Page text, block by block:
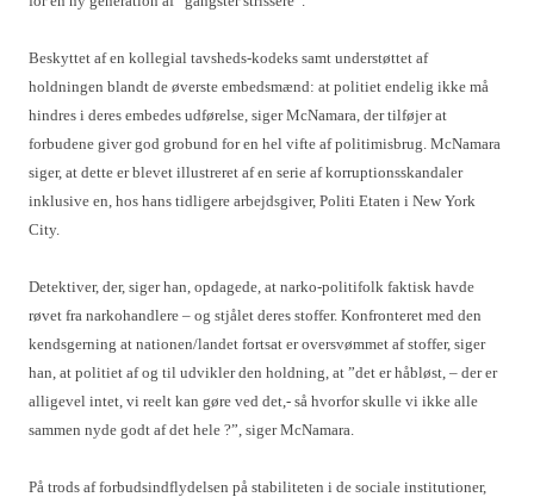
Beskyttet af en kollegial tavsheds-kodeks samt understøttet af
holdningen blandt de øverste embedsmænd: at politiet endelig ikke må
hindres i deres embedes udførelse, siger McNamara, der tilføjer at
forbudene giver god grobund for en hel vifte af politimisbrug. McNamara
siger, at dette er blevet illustreret af en serie af korruptionsskandaler
inklusive en, hos hans tidligere arbejdsgiver, Politi Etaten i New York
City.
Detektiver, der, siger han, opdagede, at narko-politifolk faktisk havde
røvet fra narkohandlere – og stjålet deres stoffer. Konfronteret med den
kendsgerning at nationen/landet fortsat er oversvømmet af stoffer, siger
han, at politiet af og til udvikler den holdning, at ”det er håbløst, – der er
alligevel intet, vi reelt kan gøre ved det,- så hvorfor skulle vi ikke alle
sammen nyde godt af det hele ?”, siger McNamara.
På trods af forbudsindflydelsen på stabiliteten i de sociale institutioner,